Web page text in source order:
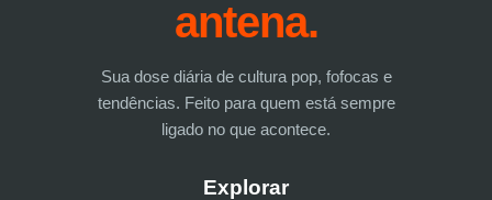
antena.
Sua dose diária de cultura pop, fofocas e
tendências. Feito para quem está sempre
ligado no que acontece.
Explorar